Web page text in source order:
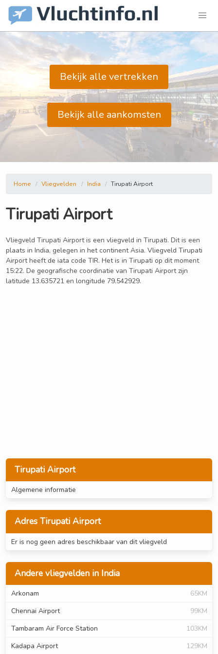
Bekijk alle vertrekken
Bekijk alle aankomsten
Tirupati Airport
Algemene informatie
Adres Tirupati Airport
Er is nog geen adres beschikbaar van dit vliegveld
Andere vliegvelden in India
Arkonam
65KM
Chennai Airport
99KM
Tambaram Air Force Station
103KM
Kadapa Airport
129KM
Home Vliegvelden India Tirupati Airport
Tirupati Airport
Vliegveld Tirupati Airport is een vliegveld in Tirupati. Dit is een
plaats in India, gelegen in het continent Asia. Vliegveld Tirupati
Airport heeft de iata code TIR. Het is in Tirupati op dit moment
15:22. De geografische coordinatie van Tirupati Airport zijn
latitude 13.635721 en longitude 79.542929.